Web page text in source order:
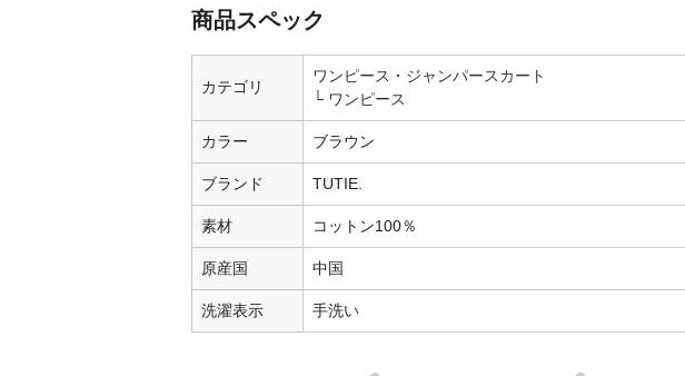
商品スペック
カテゴリ
ワンピース・ジャンパースカート
ワンピース
カラー ブラウン
ブランド TUTIE.
素材 コットン100％
原産国 中国
洗濯表示 手洗い